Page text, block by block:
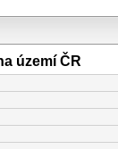
území ČR